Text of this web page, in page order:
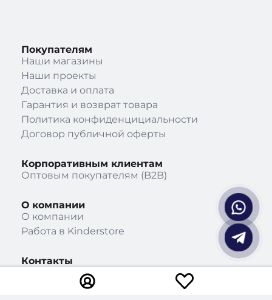
Покупателям
Наши магазины
Наши проекты
Доставка и оплата
Гарантия и возврат товара
Политика конфиденцициальности
Договор публичной оферты
Корпоративным клиентам
Оптовым покупателям (B2B)
О компании
О компании
Работа в Kinderstore
Контакты
10:00-20:00, ежедневно